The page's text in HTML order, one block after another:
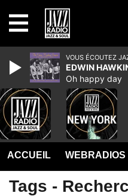
ACCUEIL WEBRADIOS
Tags -
VOUS ÉCOUTEZ
EDWIN
Oh happy day